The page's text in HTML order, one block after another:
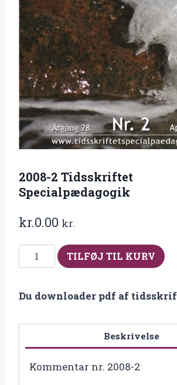
2008-2 Tidsskriftet
Specialpædagogik
kr.0.00 kr.
2008-
2
Specialpædagogik
TILFØJ TIL KURV
Du downloader pdf af
Beskrivelse
Kommentar nr. 2008-2